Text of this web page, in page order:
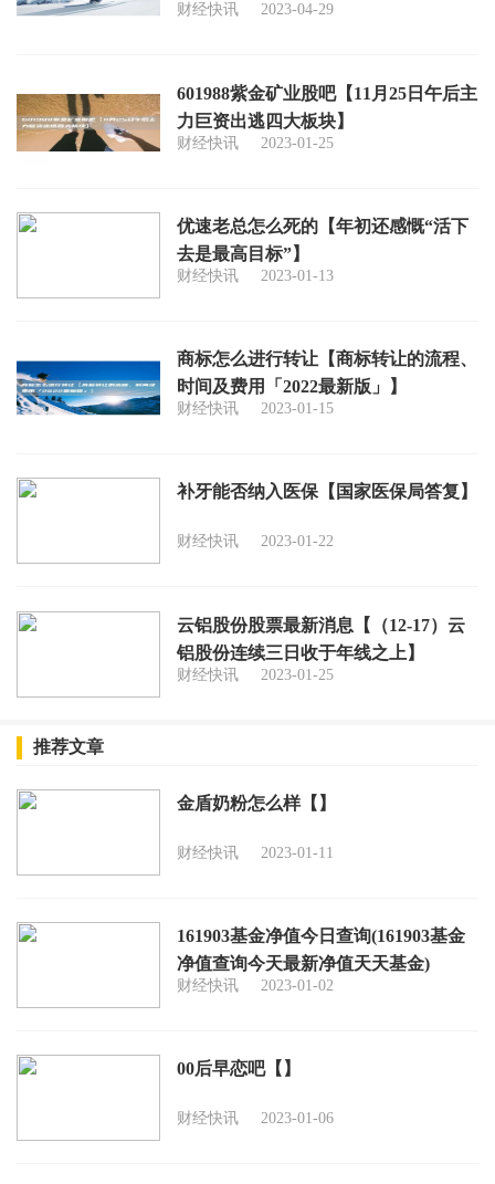
财经快讯 2023-04-29
601988紫金矿业股吧【11月25日午后主
力巨资出逃四大板块】
财经快讯 2023-01-25
优速老总怎么死的【年初还感慨“活下
去是最高目标”】
财经快讯 2023-01-13
商标怎么进行转让【商标转让的流程、
时间及费用「2022最新版」】
财经快讯 2023-01-15
补牙能否纳入医保【国家医保局答复】
财经快讯 2023-01-22
云铝股份股票最新消息【（12-17）云
铝股份连续三日收于年线之上】
财经快讯 2023-01-25
推荐文章
金盾奶粉怎么样【】
财经快讯 2023-01-11
161903基金净值今日查询(161903基金
净值查询今天最新净值天天基金)
财经快讯 2023-01-02
00后早恋吧【】
财经快讯 2023-01-06